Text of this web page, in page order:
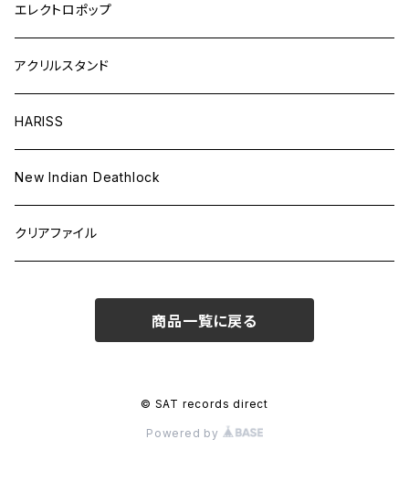
エレクトロポップ
アクリルスタンド
HARISS
New Indian Deathlock
クリアファイル
商品一覧に戻る
© SAT records direct
Powered by